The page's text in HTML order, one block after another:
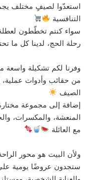
استعدّوا لصيفٍ مختلف يجمع
التنافسية
سواء كنتم تخطّطون لعطلة
رحلة الحج، لدينا كل ما
وفرنا لكم تشكيلة واسعة
من حقائب وأدوات عملية،
الصيف
إضافة إلى مجموعة
المنعشة، والمكسرات،
مع العائلة
ولأن البيت هو محور
ستجدون عروضًا يومية